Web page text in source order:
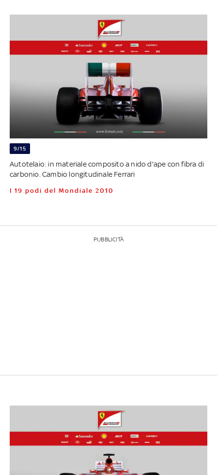
9/15
Autotelaio: in materiale composito a nido d'ape con fibra di
carbonio. Cambio longitudinale Ferrari
I 19 podi del Mondiale 2010
PUBBLICITÀ